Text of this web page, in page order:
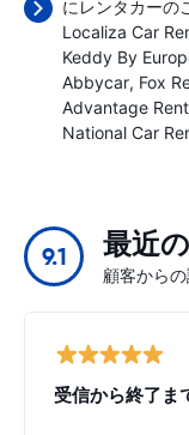
にレンタカーの
Localiza Car
Keddy By
Abbycar Fox
Advantage
National Car
9.1 最近
顧客から
受信から終了ま